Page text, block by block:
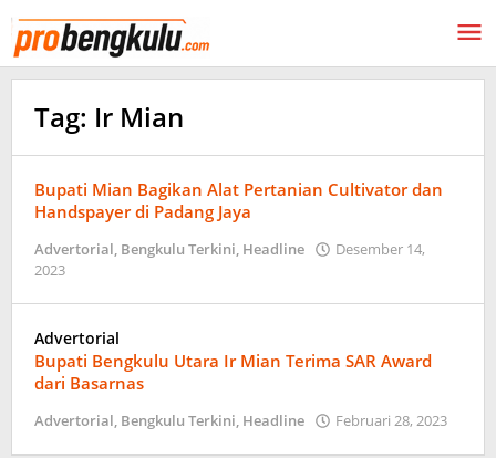
ke
konten
Tag: Ir Mian
Bupati Mian Bagikan Alat Pertanian Cultivator dan
Handspayer di Padang Jaya
Advertorial, Bengkulu Terkini, Headline
Desember 14,
2023
Advertorial
Bupati Bengkulu Utara Ir Mian Terima SAR Award
dari Basarnas
Advertorial, Bengkulu Terkini, Headline Februari 28, 2023